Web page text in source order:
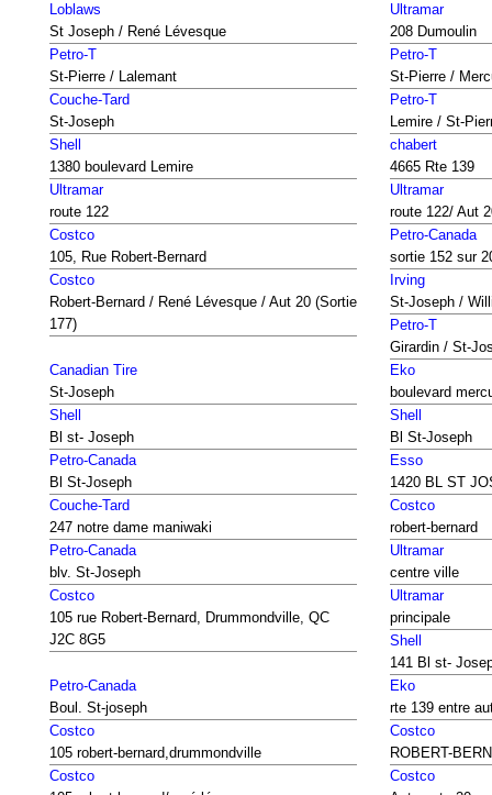
Loblaws
St Joseph / René Lévesque
Ultramar
208 Dumoulin
Petro-T
St-Pierre / Lalemant
Petro-T
St-Pierre /
Couche-Tard
St-Joseph
Petro-T
Lemire / St-
Shell
1380 boulevard Lemire
chabert
4665 Rte 139
Ultramar
route 122
Ultramar
route 122/ Aut
Costco
105, Rue Robert-Bernard
Petro-Canada
sortie 152 sur
Costco
Robert-Bernard / René Lévesque / Aut 20 (Sortie
177)
Irving
St-Joseph /
Petro-T
Girardin / St-
Canadian Tire
St-Joseph
Eko
boulevard
Shell
Bl st- Joseph
Shell
Bl St-Joseph
Petro-Canada
Bl St-Joseph
Esso
1420 BL ST
Couche-Tard
247 notre dame maniwaki
Costco
robert-bernard
Petro-Canada
blv. St-Joseph
Ultramar
centre ville
Costco
105 rue Robert-Bernard, Drummondville, QC
J2C 8G5
Ultramar
principale
Shell
141 Bl st-
Petro-Canada
Boul. St-joseph
Eko
rte 139 entre
Costco
105 robert-bernard,drummondville
Costco
ROBERT-
Costco
Costco